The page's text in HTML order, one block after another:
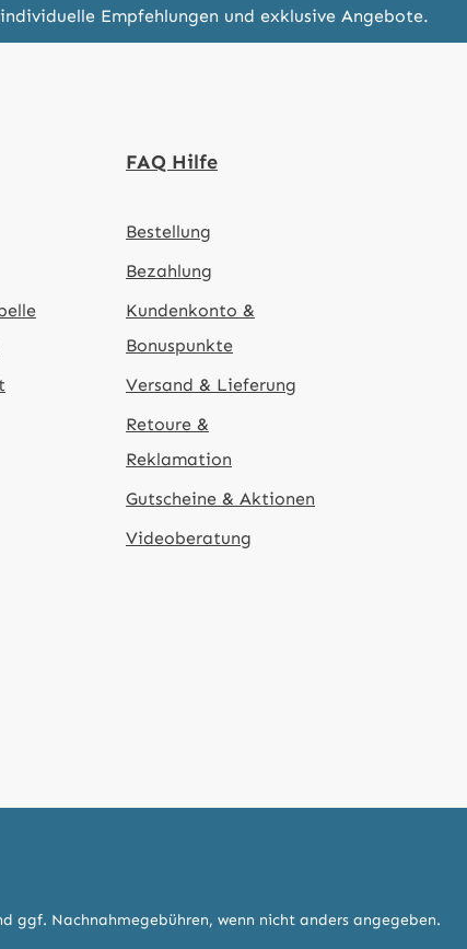
Empfehlungen und exklusive Angebote.
FAQ Hilfe
Bestellung
Bezahlung
Kundenkonto &
Bonuspunkte
Versand & Lieferung
Retoure &
Reklamation
Gutscheine & Aktionen
Videoberatung
ggf. Nachnahmegebühren, wenn nicht anders angegeben.